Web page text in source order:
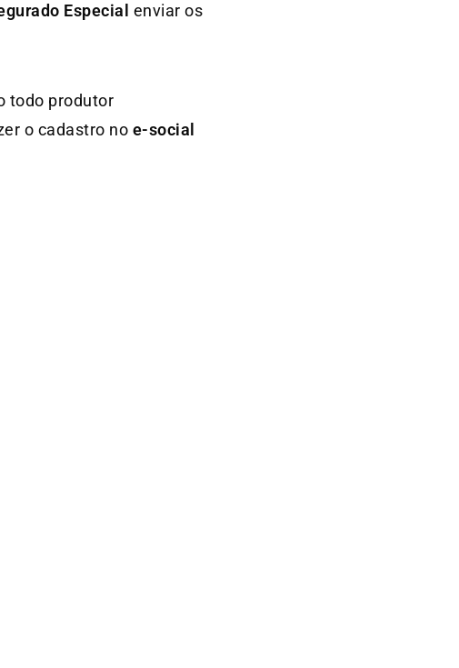
Especial enviar os
todo produtor
o cadastro no e-social